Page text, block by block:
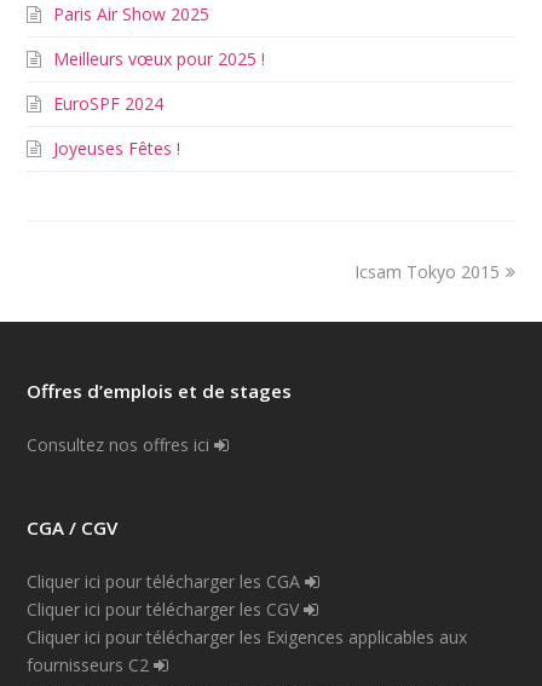
Paris Air Show 2025
Meilleurs vœux pour 2025 !
EuroSPF 2024
Joyeuses Fêtes !
Icsam Tokyo 2015
Offres d’emplois et de stages
Consultez nos offres ici
CGA / CGV
Cliquer ici pour télécharger les CGA
Cliquer ici pour télécharger les CGV
Cliquer ici pour télécharger les Exigences applicables aux
fournisseurs C2